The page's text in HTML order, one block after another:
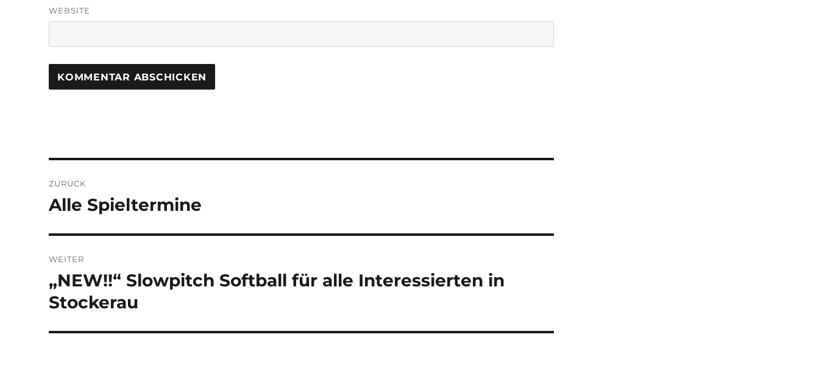
WEBSITE
ZURÜCK
Vorheriger
Alle Spieltermine
WEITER
Nächster
Beitrag:
„NEW!!“ Slowpitch Softball für alle Interessierten in
Stockerau